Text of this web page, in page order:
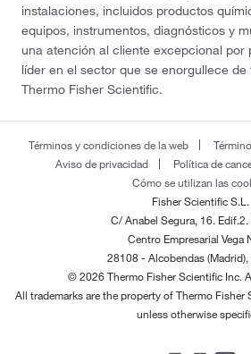
instalaciones, incluidos productos
equipos, instrumentos, diagnósticos y
una atención al cliente excepcional por
líder en el sector que se enorgullece de
Thermo Fisher Scientific.
Términos y condiciones de la web
Aviso de privacidad
Política de
Cómo se utilizan las
Fisher Scientific S.L.
C/ Anabel Segura, 16. Edif.2.
Centro Empresarial Vega
28108 - Alcobendas (Madrid),
© 2026 Thermo Fisher Scientific Inc.
All trademarks are the property of Thermo
unless otherwise